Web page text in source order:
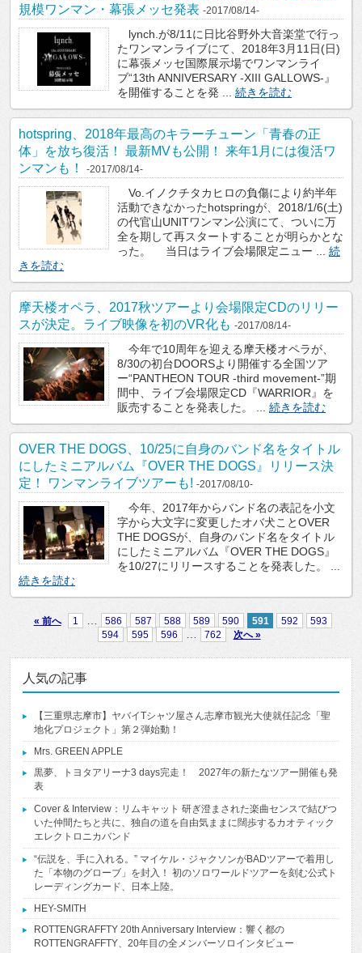
規模ワンマン・幕張メッセ発表 -2017/08/14-
lynch.が8/11に日比谷野外大音楽堂で行っ
たワンマンライブにて、2018年3月11日(日)
に幕張メッセ国際展示場でワンマンライ
ブ“13th ANNIVERSARY -XIII GALLOWS-』
を開催することを発 ... 続きを読む
hotspring、2018年最高のキラーチューン「青春の正
体」を放ち復活！ 最新MVも公開！ 来年1月には復活ワ
ンマンも！
-2017/08/14-
Vo.イノクチタカヒロの負傷により約半年
活動できなかったhotspringが、2018/1/6(土)
の代官山UNITワンマン公演にて、ついに万
全を期して再スタートすることが明らかとな
った。 当日はライブ会場限定ニュー ... 続
きを読む
摩天楼オペラ、2017秋ツアーより会場限定CDのリリー
スが決定。ライブ映像を初のVR化も -2017/08/14-
今年で10周年を迎える摩天楼オペラが、
8/30の初台DOORSより開催する全国ツア
ー“PANTHEON TOUR -third movement-”期
間中、ライブ会場限定CD『WARRIOR』を
販売することを発表した。 ... 続きを読む
OVER THE DOGS、10/25に自身のバンド名をタイトル
にしたミニアルバム『OVER THE DOGS』リリース決
定！ ワンマンライブツアーも! -2017/08/10-
今年、2017年からバンド名の表記を小文
字から大文字に変更したオバ犬ことOVER
THE DOGSが、自身のバンド名をタイトル
にしたミニアルバム『OVER THE DOGS』
を10/27にリリースすることを発表した。 ...
続きを読む
« 前へ 1 586 587 588 589 590 591 592
593
594
595 596 762 次へ »
人気の記事
【三重県志摩市】ヤバイTシャツ屋さん志摩市観光大使就任記念「聖
地化プロジェクト」第２弾始動！
Mrs. GREEN APPLE
黒夢、トヨタアリーナ3 days完走！ 2027年の新たなツアー開催も発
表
Cover & Interview：リムキャット 研ぎ澄まされた楽曲センスで結びつ
いた仲間たちと共に、独自の道を自由気ままに闊歩するカオティック
エレクトロニカバンド
“伝説を、手に入れる。” マイケル・ジャクソンがBADツアーで着用し
た「本物のグローブ」を封入！ 初のソロワールドツアーを刻む公式ト
レーディングカード、日本上陸。
HEY-SMITH
ROTTENGRAFFTY 20th Anniversary Interview：響く都の
ROTTENGRAFFTY、20年目の全メンバーソロインタビュー